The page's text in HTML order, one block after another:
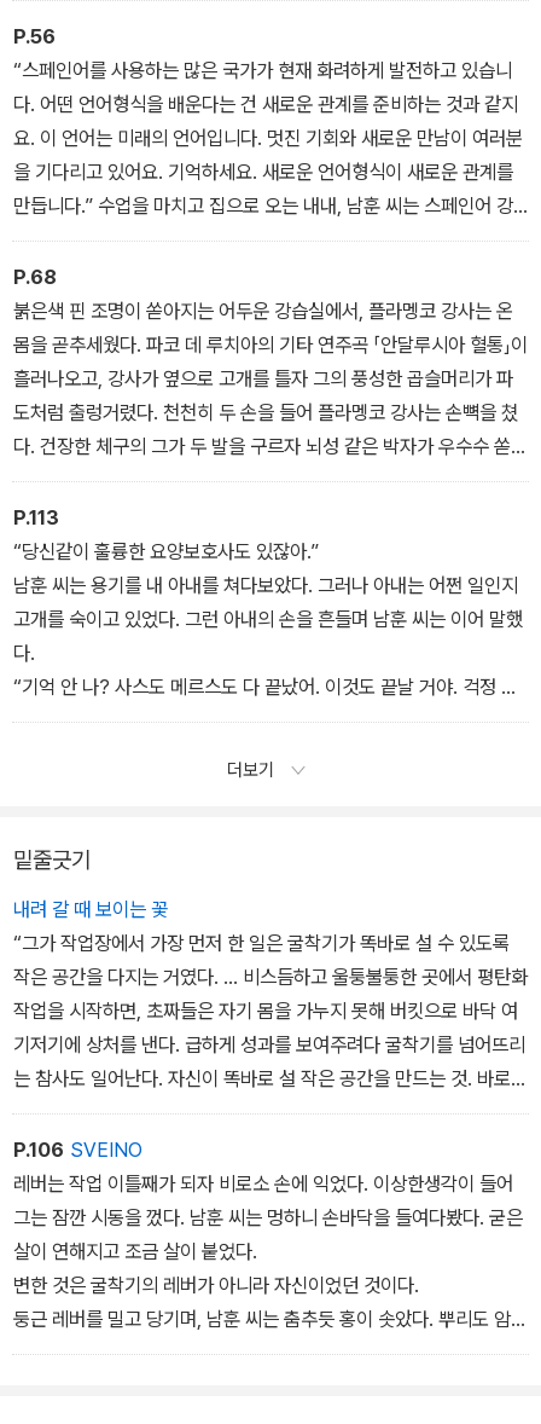
P.56
“스페인어를 사용하는 많은 국가가 현재 화려하게 발전하고 있습니
다. 어떤 언어형식을 배운다는 건 새로운 관계를 준비하는 것과 같지
요. 이 언어는 미래의 언어입니다. 멋진 기회와 새로운 만남이 여러분
을 기다리고 있어요. 기억하세요. 새로운 언어형식이 새로운 관계를
만듭니다.” 수업을 마치고 집으로 오는 내내, 남훈 씨는 스페인어 강
사의 말을 몇 번이나 곱씹었다.
P.68
붉은색 핀 조명이 쏟아지는 어두운 강습실에서, 플라멩코 강사는 온
몸을 곧추세웠다. 파코 데 루치아의 기타 연주곡 「안달루시아 혈통」이
흘러나오고, 강사가 옆으로 고개를 틀자 그의 풍성한 곱슬머리가 파
도처럼 출렁거렸다. 천천히 두 손을 들어 플라멩코 강사는 손뼉을 쳤
다. 건장한 체구의 그가 두 발을 구르자 뇌성 같은 박자가 우수수 쏟아
졌다. 남훈 씨의 심장은 빠르게 달아올랐다.
P.113
“당신같이 훌륭한 요양보호사도 있잖아.”
남훈 씨는 용기를 내 아내를 쳐다보았다. 그러나 아내는 어쩐 일인지
고개를 숙이고 있었다. 그런 아내의 손을 흔들며 남훈 씨는 이어 말했
다.
“기억 안 나? 사스도 메르스도 다 끝났어. 이것도 끝날 거야. 걱정 말
라고. 그때 우리 스페인 가자. 당신이랑 나랑.”
더보기
밑줄긋기
내려 갈 때 보이는 꽃
“그가 작업장에서 가장 먼저 한 일은 굴착기가 똑바로 설 수 있도록
작은 공간을 다지는 거였다. … 비스듬하고 울퉁불퉁한 곳에서 평탄화
작업을 시작하면, 초짜들은 자기 몸을 가누지 못해 버킷으로 바닥 여
기저기에 상처를 낸다. 급하게 성과를 보여주려다 굴착기를 넘어뜨리
는 참사도 일어난다. 자신이 똑바로 설 작은 공간을 만드는 것. 바로
거기서부터 모든 게 시작된다.”
P.106 SVEINO
레버는 작업 이틀째가 되자 비로소 손에 익었다. 이상한생각이 들어
그는 잠깐 시동을 껐다. 남훈 씨는 멍하니 손바닥을 들여다봤다. 굳은
살이 연해지고 조금 살이 붙었다.
변한 것은 굴착기의 레버가 아니라 자신이었던 것이다.
둥근 레버를 밀고 당기며, 남훈 씨는 춤추듯 홍이 솟았다. 뿌리도 암석
도 없는 땅은 부드럽기 그지없어 그는 솜사땅 위를 걷는 듯했다.